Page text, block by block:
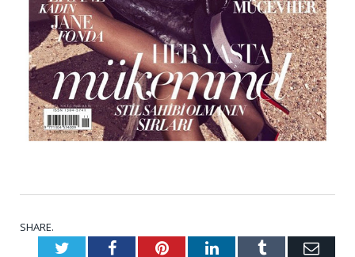
SHARE.
TwitterFacebookPinterestLinkedInTumblr